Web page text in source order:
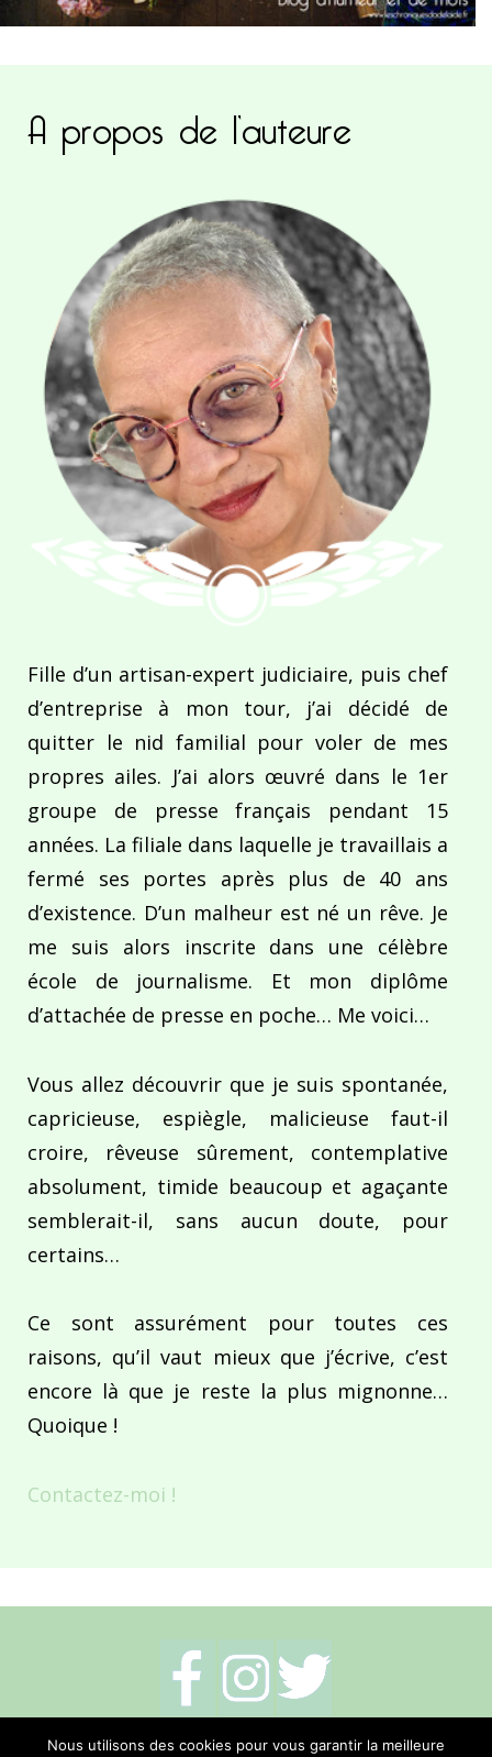
A propos de l’auteure
Fille d’un artisan-expert judiciaire, puis chef
d’entreprise à mon tour, j’ai décidé de
quitter le nid familial pour voler de mes
propres ailes. J’ai alors œuvré dans le 1er
groupe de presse français pendant 15
années. La filiale dans laquelle je travaillais a
fermé ses portes après plus de 40 ans
d’existence. D’un malheur est né un rêve. Je
me suis alors inscrite dans une célèbre
école de journalisme. Et mon diplôme
d’attachée de presse en poche… Me voici…
Vous allez découvrir que je suis spontanée,
capricieuse, espiègle, malicieuse faut-il
croire, rêveuse sûrement, contemplative
absolument, timide beaucoup et agaçante
semblerait-il, sans aucun doute, pour
certains…
Ce sont assurément pour toutes ces
raisons, qu’il vaut mieux que j’écrive, c’est
encore là que je reste la plus mignonne…
Quoique !
Contactez-moi !
Mentions légales- Politique de cookies-
Nous utilisons des cookies pour vous garantir la meilleure